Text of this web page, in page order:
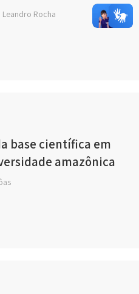
Rocha
base científica em
amazônica